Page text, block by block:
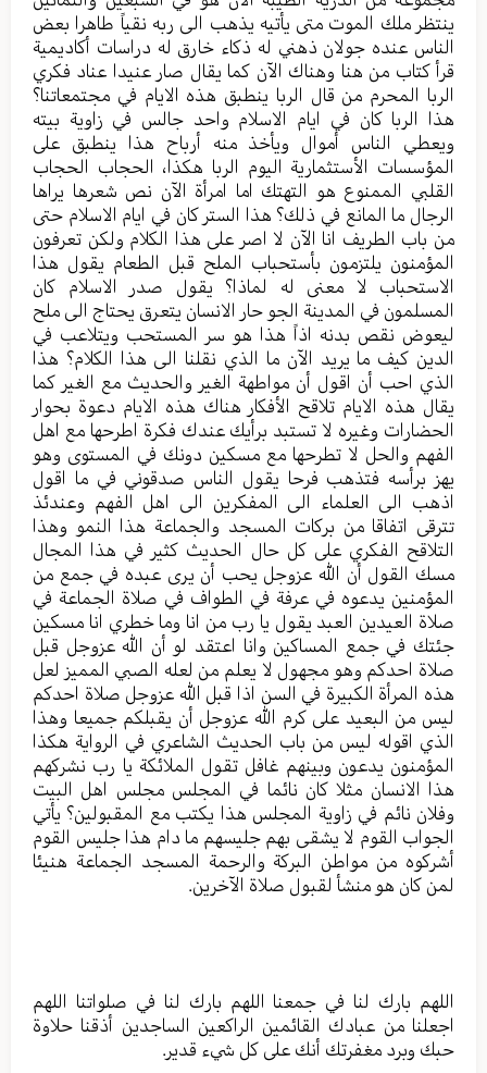
ينتظر ملك الموت متى يأتيه يذهب الى ربه نقياً طاهرا بعض
الناس عنده جولان ذهني له ذكاء خارق له دراسات أكاديمية
قرأ كتاب من هنا وهناك الآن كما يقال صار عنيدا عناد فكري
الربا المحرم من قال الربا ينطبق هذه الايام في مجتمعاتنا؟
هذا الربا كان في ايام الاسلام واحد جالس في زاوية بيته
ويعطي الناس أموال ويأخذ منه أرباح هذا ينطبق على
المؤسسات الأستثمارية اليوم الربا هكذا، الحجاب الحجاب
القلبي الممنوع هو التهتك اما امرأة الآن نص شعرها يراها
الرجال ما المانع في ذلك؟ هذا الستر كان في ايام الاسلام حتى
من باب الطريف انا الآن لا اصر على هذا الكلام ولكن تعرفون
المؤمنون يلتزمون بأستحباب الملح قبل الطعام يقول هذا
الاستحباب لا معنى له لماذا؟ يقول صدر الاسلام كان
المسلمون في المدينة الجو حار الانسان يتعرق يحتاج الى ملح
ليعوض نقص بدنه اذاً هذا هو سر المستحب ويتلاعب في
الدين كيف ما يريد الآن ما الذي نقلنا الى هذا الكلام؟ هذا
الذي احب أن اقول أن مواطهة الغير والحديث مع الغير كما
يقال هذه الايام تلاقح الأفكار هناك هذه الايام دعوة بحوار
الحضارات وغيره لا تستبد برأيك عندك فكرة اطرحها مع اهل
الفهم والحل لا تطرحها مع مسكين دونك في المستوى وهو
يهز برأسه فتذهب فرحا يقول الناس صدقوني في ما اقول
اذهب الى العلماء الى المفكرين الى اهل الفهم وعندئذ
تترقى اتفاقا من بركات المسجد والجماعة هذا النمو وهذا
التلاقح الفكري على كل حال الحديث كثير في هذا المجال
مسك القول أن الله عزوجل يحب أن يرى عبده في جمع من
المؤمنين يدعوه في عرفة في الطواف في صلاة الجماعة في
صلاة العيدين العبد يقول يا رب من انا وما خطري انا مسكين
جئتك في جمع المساكين وانا اعتقد لو أن الله عزوجل قبل
صلاة احدكم وهو مجهول لا يعلم من لعله الصبي المميز لعل
هذه المرأة الكبيرة في السن اذا قبل الله عزوجل صلاة احدكم
ليس من البعيد على كرم الله عزوجل أن يقبلكم جميعا وهذا
الذي اقوله ليس من باب الحديث الشاعري في الرواية هكذا
المؤمنون يدعون وبينهم غافل تقول الملائكة يا رب نشركهم
هذا الانسان مثلا كان نائما في المجلس مجلس اهل البيت
وفلان نائم في زاوية المجلس هذا يكتب مع المقبولين؟ يأتي
الجواب القوم لا يشقى بهم جليسهم ما دام هذا جليس القوم
أشركوه من مواطن البركة والرحمة المسجد الجماعة هنيئا
لمن كان هو منشأ لقبول صلاة الآخرين.
اللهم بارك لنا في جمعنا اللهم بارك لنا في صلواتنا اللهم
اجعلنا من عبادك القائمين الراكعين الساجدين أذقنا حلاوة
حبك وبرد مغفرتك أنك على كل شيء قدير.